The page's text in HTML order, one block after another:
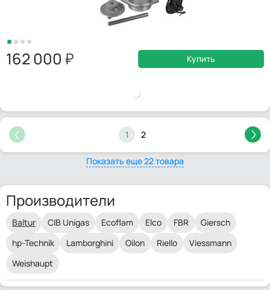
162 000 Купить
1 2
Показать еще 22 товара
Производители
Baltur CIB Unigas Ecoflam Elco FBR
Giersch
hp-Technik
Lamborghini Oilon Riello
Viessmann
Weishaupt